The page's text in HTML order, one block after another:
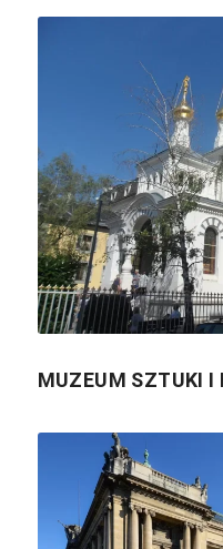
Mourad Ben Abdallah /
MUZEUM SZTUKI I